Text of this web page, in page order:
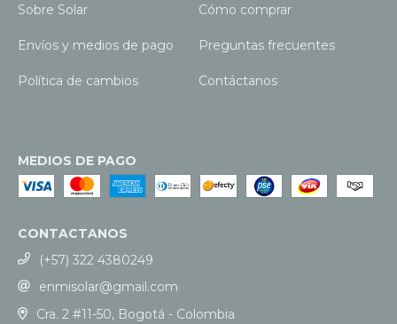
Sobre Solar
Cómo comprar
Envíos y medios de pago Preguntas frecuentes
Política de cambios Contáctanos
MEDIOS DE PAGO
CONTACTANOS
(+57) 322 4380249
enmisolar@gmail.com
Cra. 2 #11-50, Bogotá - Colombia